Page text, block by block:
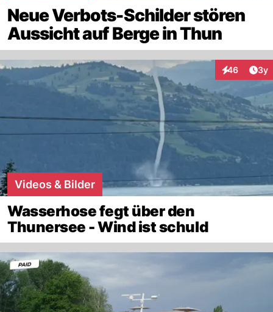
Neue Verbots-Schilder stören
Aussicht auf Berge in Thun
46
Interaktionen
3y
Videos & Bilder
Wasserhose fegt über den
Thunersee - Wind ist schuld